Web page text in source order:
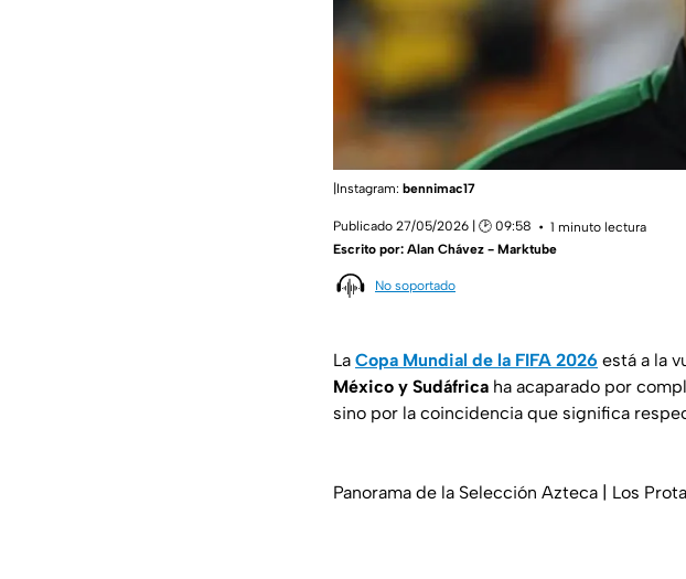
|Instagram: bennimac17
Publicado 27/05/2026 | 🕑 09:58
1 minuto lectura
Escrito por: Alan Chávez - Marktube
No soportado
La Copa Mundial de la FIFA 2026 está a la
México y Sudáfrica ha acaparado por
sino por la coincidencia que significa
Panorama de la Selección Azteca | Los